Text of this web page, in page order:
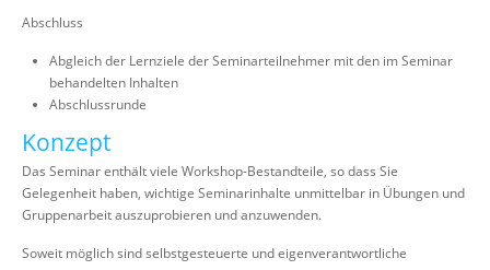
Abschluss
Abgleich der Lernziele der Seminarteilnehmer mit den im Seminar
behandelten Inhalten
Abschlussrunde
Konzept
Das Seminar enthält viele Workshop-Bestandteile, so dass Sie
Gelegenheit haben, wichtige Seminarinhalte unmittelbar in Übungen und
Gruppenarbeit auszuprobieren und anzuwenden.
Soweit möglich sind selbstgesteuerte und eigenverantwortliche